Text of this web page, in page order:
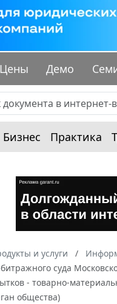
Цены Демо
Бизнес Практика
и услуги
суда
- товарно-
общества)